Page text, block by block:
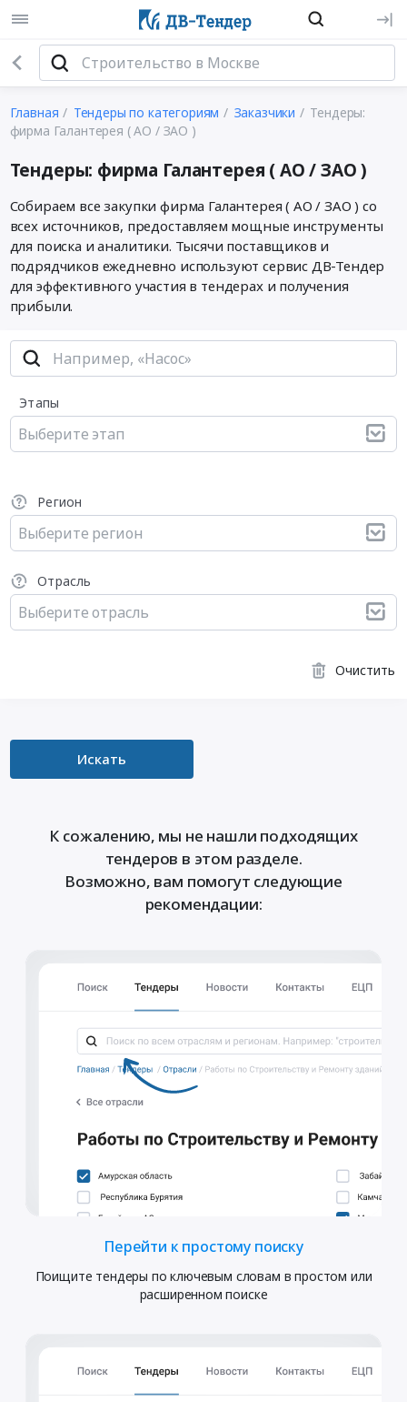
Главная Тендеры по категориям Заказчики
Тендеры:
фирма Галантерея ( АО / ЗАО )
Тендеры: фирма Галантерея ( АО / ЗАО )
Собираем все закупки фирма Галантерея ( АО / ЗАО ) со
всех источников, предоставляем мощные инструменты
для поиска и аналитики. Тысячи поставщиков и
подрядчиков ежедневно используют сервис ДВ-Тендер
для эффективного участия в тендерах и получения
прибыли.
Этапы
Выберите этап
Регион
Выберите регион
Отрасль
Выберите отрасль
Очистить
Искать
К сожалению, мы не нашли подходящих
тендеров в этом разделе.
Возможно, вам помогут следующие
рекомендации:
Перейти к простому поиску
Поищите тендеры по ключевым словам в простом или
расширенном поиске